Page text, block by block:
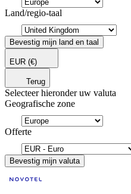
Land/regio-taal
Bevestig mijn land en taal
EUR (€)
Terug
Selecteer hieronder uw valuta
Geografische zone
Offerte
Bevestig mijn valuta